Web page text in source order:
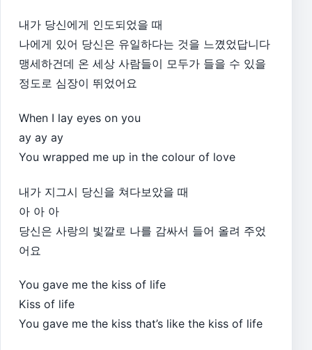
내가 당신에게 인도되었을 때
나에게 있어 당신은 유일하다는 것을 느꼈었답니다
맹세하건데 온 세상 사람들이 모두가 들을 수 있을
정도로 심장이 뛰었어요
When I lay eyes on you
ay ay ay
You wrapped me up in the colour of love
내가 지그시 당신을 쳐다보았을 때
아 아 아
당신은 사랑의 빛깔로 나를 감싸서 들어 올려 주었
어요
You gave me the kiss of life
Kiss of life
You gave me the kiss that’s like the kiss of life